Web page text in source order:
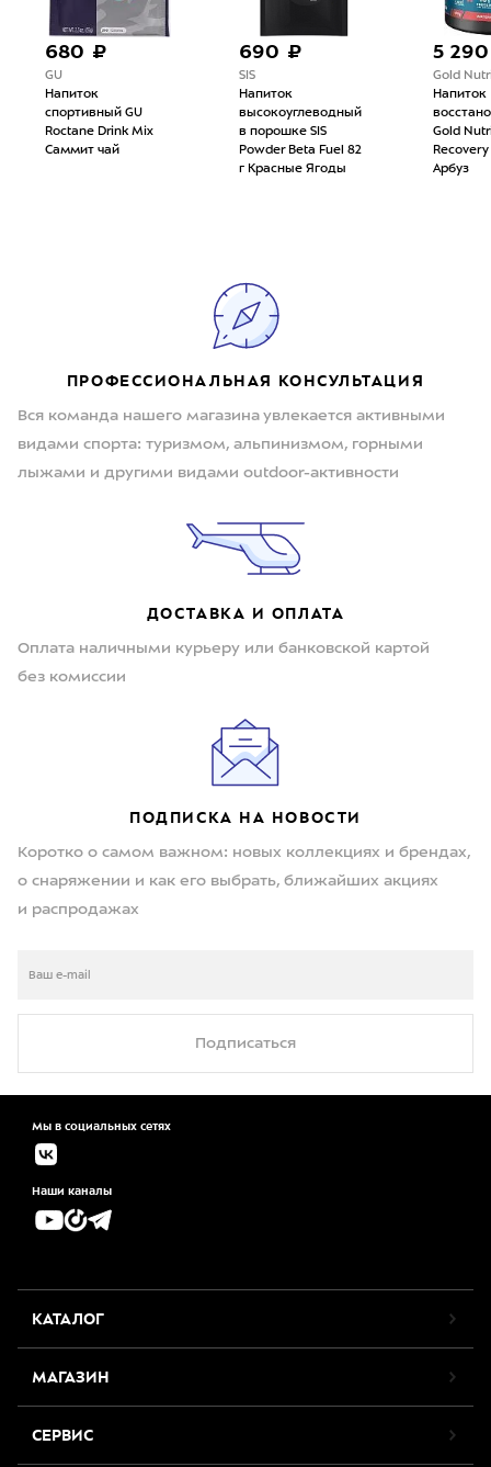
680 ₽
GU
Напиток
спортивный GU
Roctane Drink Mix
Саммит чай
690 ₽
SIS
Напиток
высокоуглеводный
в порошке SIS
Powder Beta Fuel 82
г Красные Ягоды
5
Gold
Напиток
Gold
Арбуз
ПРОФЕССИОНАЛЬНАЯ КОНСУЛЬТАЦИЯ
Вся команда нашего магазина увлекается активными
видами спорта: туризмом, альпинизмом, горными
лыжами и другими видами outdoor-активности
ДОСТАВКА И ОПЛАТА
Оплата наличными курьеру или банковской картой
без комиссии
ПОДПИСКА НА НОВОСТИ
Коротко о самом важном: новых коллекциях и брендах,
о снаряжении и как его выбрать, ближайших акциях
и распродажах
Подписаться
Мы в социальных сетях
Наши каналы
КАТАЛОГ
МАГАЗИН
СЕРВИС